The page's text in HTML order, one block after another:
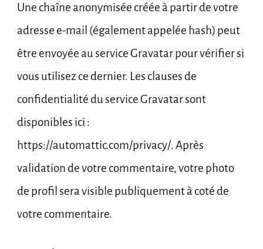
Une chaîne anonymisée créée à partir de votre
adresse e-mail (également appelée hash) peut
être envoyée au service Gravatar pour vérifier si
vous utilisez ce dernier. Les clauses de
confidentialité du service Gravatar sont
disponibles ici :
https://automattic.com/privacy/. Après
validation de votre commentaire, votre photo
de profil sera visible publiquement à coté de
votre commentaire.